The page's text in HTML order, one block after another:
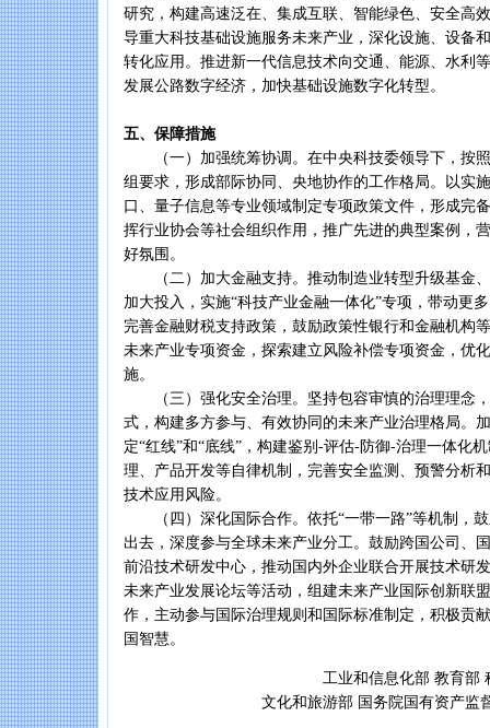
研究，构建高速泛在、集成互联、智能绿色、安全高
导重大科技基础设施服务未来产业，深化设施、设备
转化应用。推进新一代信息技术向交通、能源、水利
发展公路数字经济，加快基础设施数字化转型。
五、保障措施
（一）加强统筹协调。在中央科技委领导下，按照
组要求，形成部际协同、央地协作的工作格局。以实
口、量子信息等专业领域制定专项政策文件，形成完
挥行业协会等社会组织作用，推广先进的典型案例，
好氛围。
（二）加大金融支持。推动制造业转型升级基金、
加大投入，实施“科技产业金融一体化”专项，带动更
完善金融财税支持政策，鼓励政策性银行和金融机构
未来产业专项资金，探索建立风险补偿专项资金，优
施。
（三）强化安全治理。坚持包容审慎的治理理念，
式，构建多方参与、有效协同的未来产业治理格局。
定“红线”和“底线”，构建鉴别-评估-防御-治理一体化
理、产品开发等自律机制，完善安全监测、预警分析
技术应用风险。
（四）深化国际合作。依托“一带一路”等机制，鼓
出去，深度参与全球未来产业分工。鼓励跨国公司、
前沿技术研发中心，推动国内外企业联合开展技术研
未来产业发展论坛等活动，组建未来产业国际创新联
作，主动参与国际治理规则和国际标准制定，积极贡
国智慧。
工业和信息化部 教育部 科学技
文化和旅游部 国务院国有资产监督管